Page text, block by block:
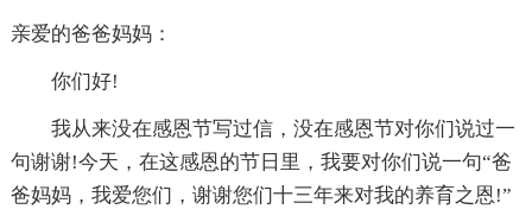
亲爱的爸爸妈妈：
你们好!
我从来没在感恩节写过信，没在感恩节对你们说过一
句谢谢!今天，在这感恩的节日里，我要对你们说一句“爸
爸妈妈，我爱您们，谢谢您们十三年来对我的养育之恩!”